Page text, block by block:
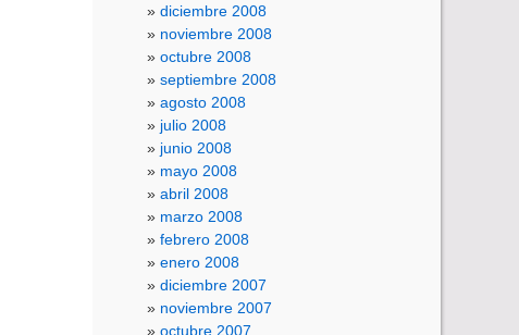
diciembre 2008
noviembre 2008
octubre 2008
septiembre 2008
agosto 2008
julio 2008
junio 2008
mayo 2008
abril 2008
marzo 2008
febrero 2008
enero 2008
diciembre 2007
noviembre 2007
octubre 2007